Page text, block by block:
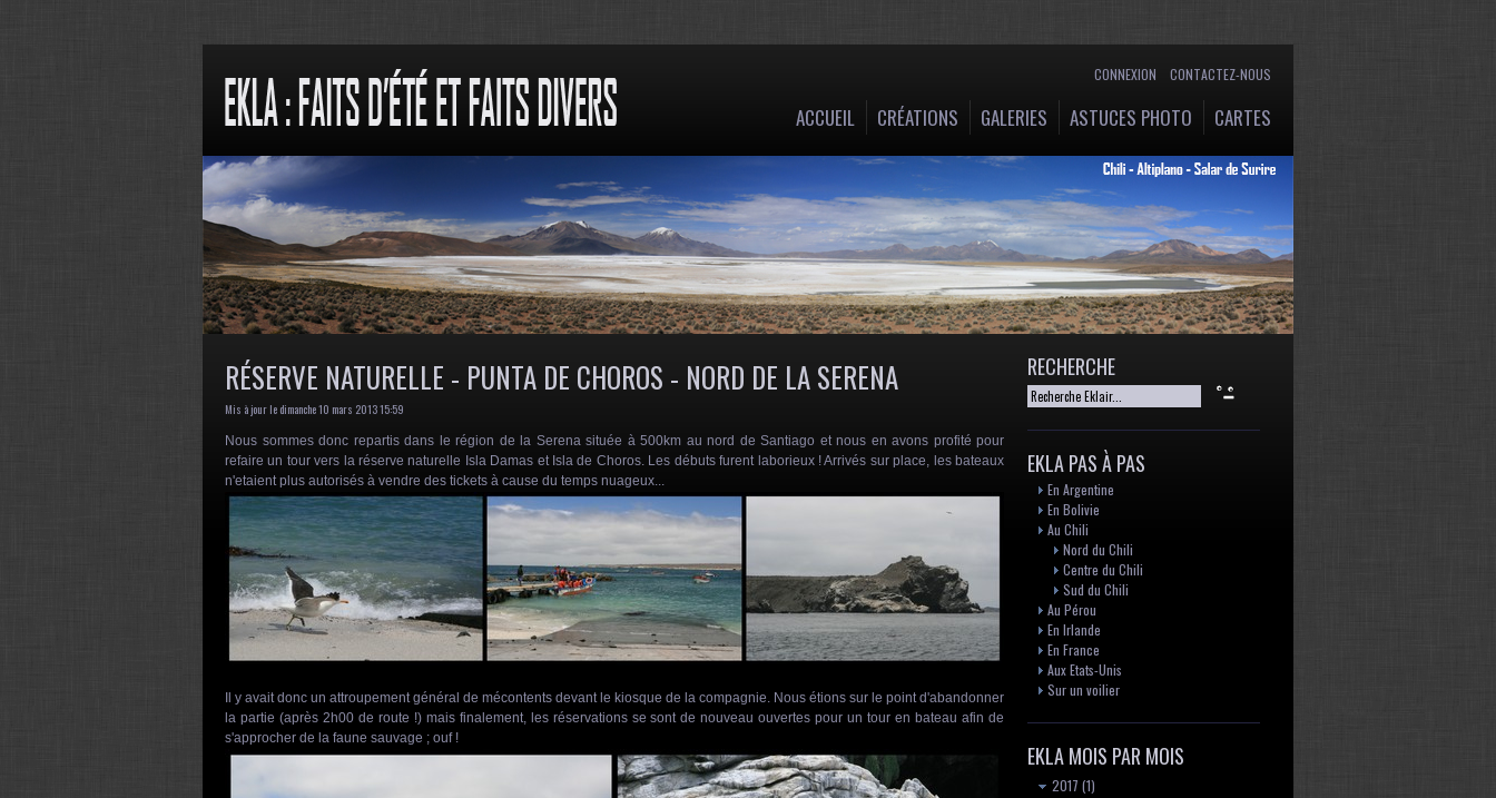
CONNEXION CONTACTEZ-NOUS
ACCUEIL CRÉATIONS GALERIES ASTUCES PHOTO CARTES
RÉSERVE NATURELLE - PUNTA DE CHOROS - NORD DE LA SERENA
Mis à jour le dimanche 10 mars 2013 15:59
Nous sommes donc repartis dans le région de la Serena située à 500km au nord de Santiago et nous en avons profité pour
refaire un tour vers la réserve naturelle Isla Damas et Isla de Choros. Les débuts furent laborieux ! Arrivés sur place, les bateaux
n'etaient plus autorisés à vendre des tickets à cause du temps nuageux...
Il y avait donc un attroupement général de mécontents devant le kiosque de la compagnie. Nous étions sur le point d'abandonner
la partie (après 2h00 de route !) mais finalement, les réservations se sont de nouveau ouvertes pour un tour en bateau afin de
s'approcher de la faune sauvage ; ouf !
RECHERCHE
EKLA PAS À PAS
En Argentine
En Bolivie
Au Chili
Nord du Chili
Centre du Chili
Sud du Chili
Au Pérou
En Irlande
En France
Aux Etats-Unis
Sur un voilier
EKLA MOIS PAR MOIS
2017 (1)